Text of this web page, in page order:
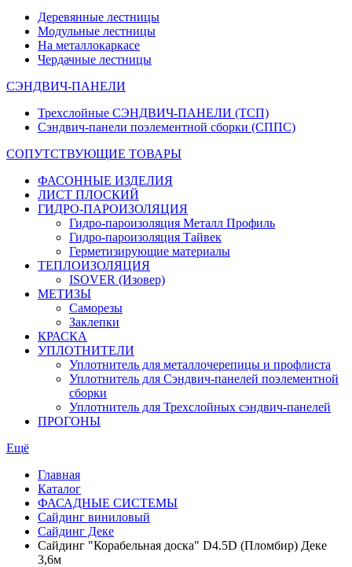
Деревянные лестницы
Модульные лестницы
На металлокаркасе
Чердачные лестницы
СЭНДВИЧ-ПАНЕЛИ
Трехслойные СЭНДВИЧ-ПАНЕЛИ (ТСП)
Сэндвич-панели поэлементной сборки (СППС)
СОПУТСТВУЮЩИЕ ТОВАРЫ
ФАСОННЫЕ ИЗДЕЛИЯ
ЛИСТ ПЛОСКИЙ
ГИДРО-ПАРОИЗОЛЯЦИЯ
Гидро-пароизоляция Металл Профиль
Гидро-пароизоляция Тайвек
Герметизирующие материалы
ТЕПЛОИЗОЛЯЦИЯ
ISOVER (Изовер)
МЕТИЗЫ
Саморезы
Заклепки
КРАСКА
УПЛОТНИТЕЛИ
Уплотнитель для металлочерепицы и профлиста
Уплотнитель для Сэндвич-панелей поэлементной
сборки
Уплотнитель для Трехслойных сэндвич-панелей
ПРОГОНЫ
Ещё
Главная
Каталог
ФАСАДНЫЕ СИСТЕМЫ
Сайдинг виниловый
Сайдинг Деке
Сайдинг "Корабельная доска" D4.5D (Пломбир) Деке
3,6м